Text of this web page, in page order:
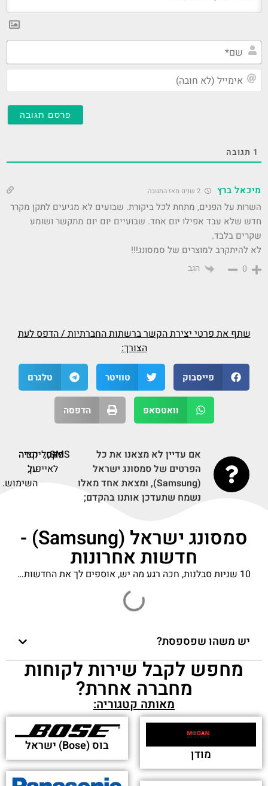
1 תגובה
מיכאל ברץ 2 שנים מאז התגובה
השרות על הפנים, מתחת לכל ביקורת. שבועים לא מגיעים לתקן מקרר
חדש שלא עבד אפילו יום אחד. שבועיים יום יום מתקשר ושומע
שקרים בלבד.
לא להיתקרב למוצרים של סמסונג!!!
0 הגב
שתף את פרטי יצירת הקשר ברשתות החברתיות / הדפס לעת
הצורך:
פייסבוק טוויטר טלגרם
וואטסאפ הדפסה
אם עדיין לא מצאנו את כל
הפרטים של סמסונג ישראל
(Samsung), ומצאת אחד מאלו
נשמח שתעדכן אותנו בהקדם;
SMS,
פקס,
אפליקציה
לאייפון,
תודה
על
השימוש.
סמסונג ישראל (Samsung) -
חדשות אחרונות
10 שניות סבלנות, חכה רגע מה יש, אוספים לך את החדשות…
יש משהו שפספסת?
מחפש לקבל שירות לקוחות
מחברה אחרת?
מאותה קטגוריה:
מודן
בוס (Bose) ישראל